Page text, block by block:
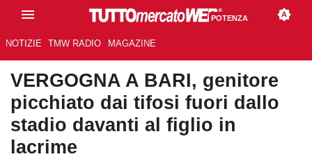
POTENZA
NOTIZIE TMW RADIO MAGAZINE
VERGOGNA A BARI, genitore
picchiato dai tifosi fuori dallo
stadio davanti al figlio in
lacrime